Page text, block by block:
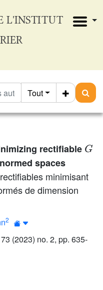
L'INSTITUT
Tout
rectifiable
spaces
minimisant
de dimension
2
(2023) no. 2, pp. 635-